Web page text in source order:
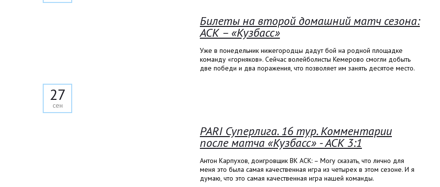
27
сен
Билеты на второй домашний матч сезона:
АСК – «Кузбасс»
Уже в понедельник нижегородцы дадут бой на родной площадке
команду «горняков». Сейчас волейболисты Кемерово смогли добыть
две победи и два поражения, что позволяет им занять десятое место.
PARI Суперлига. 16 тур. Комментарии
после матча «Кузбасс» - АСК 3:1
Антон Карпухов, доигровщик ВК АСК: – Могу сказать, что лично для
меня это была самая качественная игра из четырех в этом сезоне. И я
думаю, что это самая качественная игра нашей команды.